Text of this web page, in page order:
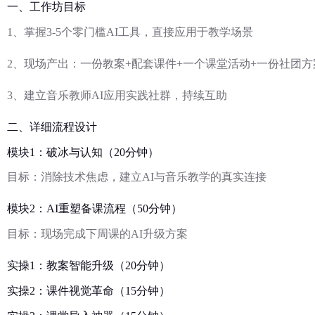
一、工作坊目标
1、掌握3-5个零门槛AI工具，直接应用于教学场景
2、现场产出：一份教案+配套课件+一个课堂活动+一份社团方
3、建立音乐教师AI应用实践社群，持续互助
二、详细流程设计
模块1：破冰与认知（20分钟）
目标：消除技术焦虑，建立AI与音乐教学的真实连接
模块2：AI重塑备课流程（50分钟）
目标：现场完成下周课的AI升级方案
实操1：教案智能升级（20分钟）
实操2：课件视觉革命（15分钟）